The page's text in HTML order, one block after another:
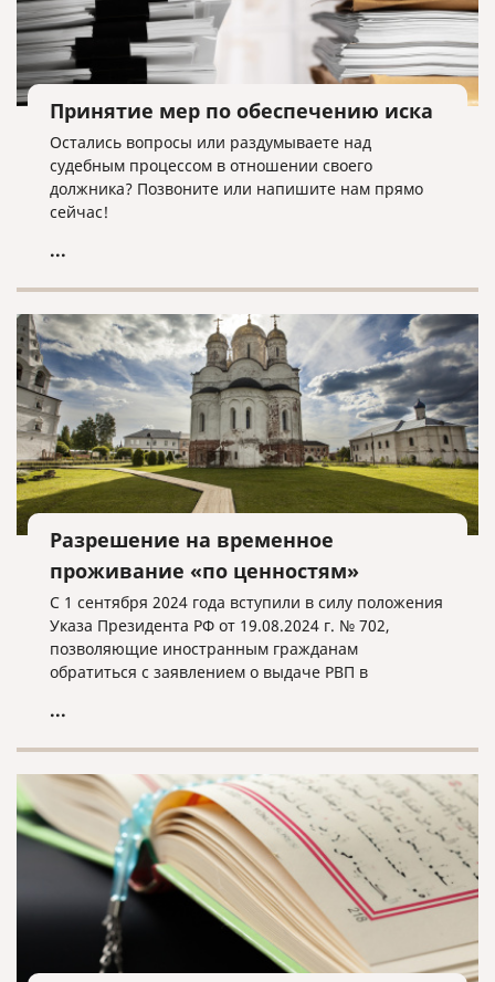
Принятие мер по обеспечению иска
Остались вопросы или раздумываете над
судебным процессом в отношении своего
должника? Позвоните или напишите нам прямо
сейчас!
...
Разрешение на временное
проживание «по ценностям»
С 1 сентября 2024 года вступили в силу положения
Указа Президента РФ от 19.08.2024 г. № 702,
позволяющие иностранным гражданам
обратиться с заявлением о выдаче РВП в
определенных условий.
...